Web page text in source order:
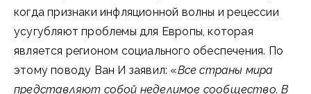
когда признаки инфляционной волны и рецессии
усугубляют проблемы для Европы, которая
является регионом социального обеспечения. По
этому поводу Ван И заявил: «Все страны мира
представляют собой неделимое сообщество. В